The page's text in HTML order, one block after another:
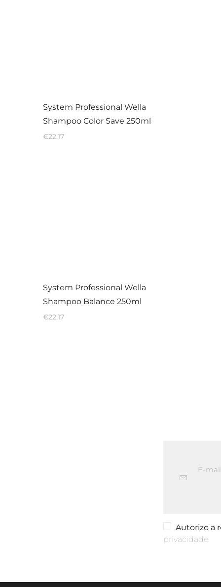
System Professional Wella
Shampoo Color Save 250ml
€22.17
System Professional Wella
Shampoo Balance 250ml
€22.17
Autorizo a
privacidade.